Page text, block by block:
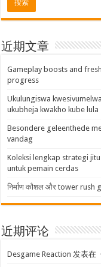
近期文章
Gameplay boosts and
progress
Ukulungiswa
ukubheja kwakho kube lula
Besondere geleenthede
vandag
Koleksi lengkap strategi
untuk pemain cerdas
निर्माण कौशल और tower rush
近期评论
Desgame Reaction 发表在